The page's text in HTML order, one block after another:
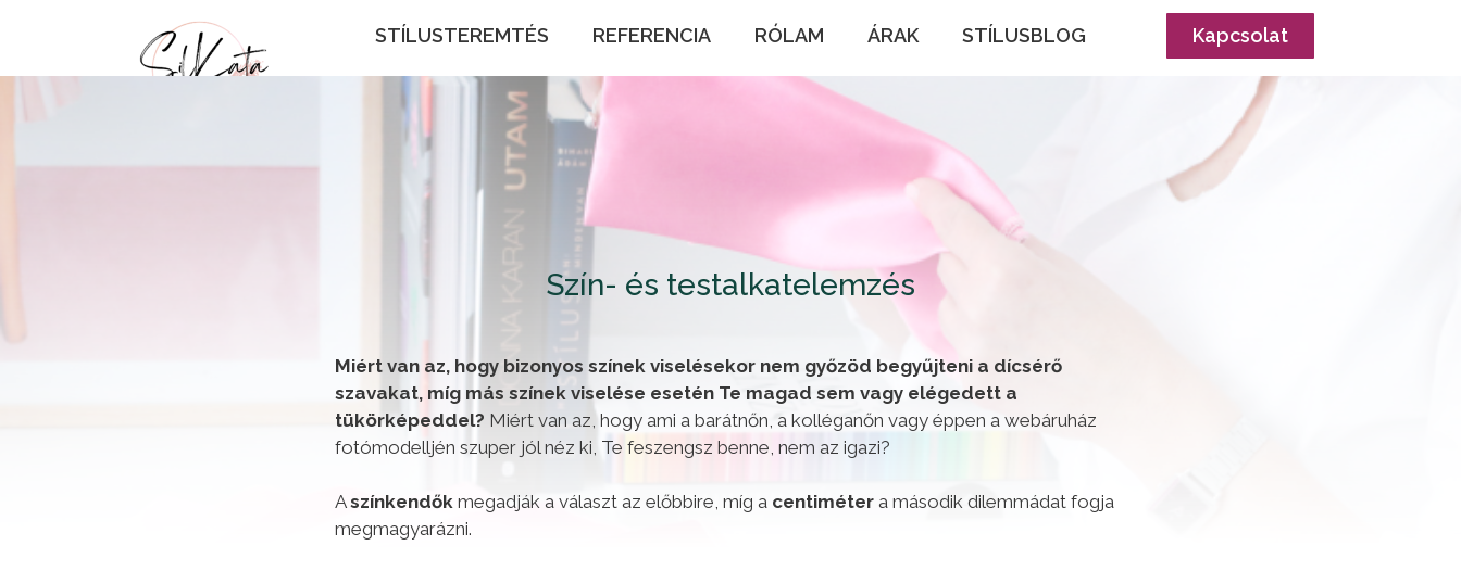
STÍLUSTEREMTÉS REFERENCIA RÓLAM ÁRAK STÍLUSBLOG Kapcsolat
Szín- és testalkatelemzés
Miért van az, hogy bizonyos színek viselésekor nem győzöd begyűjteni a dícsérő
szavakat, míg más színek viselése esetén Te magad sem vagy elégedett a
tükörképeddel? Miért van az, hogy ami a barátnőn, a kolléganőn vagy éppen a webáruház
fotómodelljén szuper jól néz ki, Te feszengsz benne, nem az igazi?
Aszínkendők megadják a választ az előbbire, míg a centiméter a második dilemmádat fogja
megmagyarázni.